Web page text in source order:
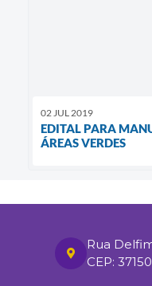
02 JUL 2019
EDITAL PARA
ÁREAS VERDES
Rua
CEP: